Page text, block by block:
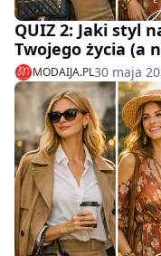
QUIZ 2: Jaki styl
Twojego życia (a
MODAIJA.PL30 maja